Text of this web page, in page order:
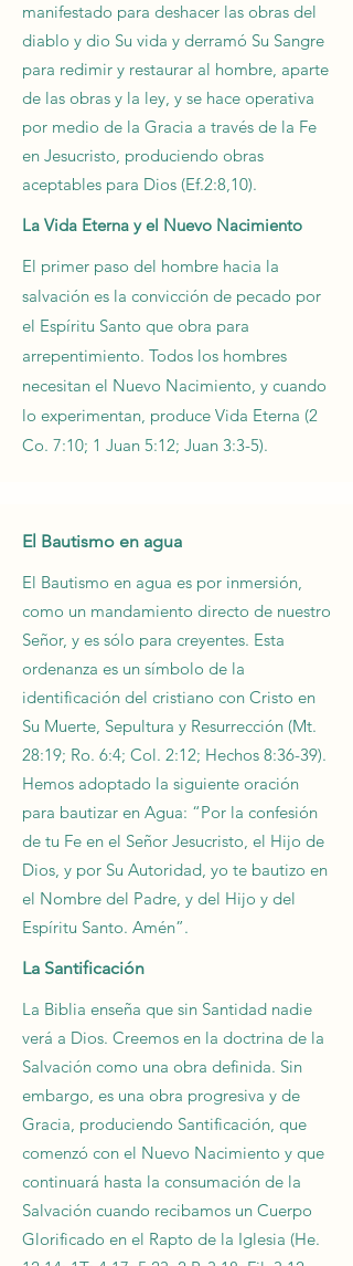
manifestado para deshacer las obras del
diablo y dio Su vida y derramó Su Sangre
para redimir y restaurar al hombre, aparte
de las obras y la ley, y se hace operativa
por medio de la Gracia a través de la Fe
en Jesucristo, produciendo obras
aceptables para Dios (Ef.2:8,10).
La Vida Eterna y el Nuevo Nacimiento
El primer paso del hombre hacia la
salvación es la convicción de pecado por
el Espíritu Santo que obra para
arrepentimiento. Todos los hombres
necesitan el Nuevo Nacimiento, y cuando
lo experimentan, produce Vida Eterna (2
Co. 7:10; 1 Juan 5:12; Juan 3:3-5).
El Bautismo en agua
El Bautismo en agua es por inmersión,
como un mandamiento directo de nuestro
Señor, y es sólo para creyentes. Esta
ordenanza es un símbolo de la
identificación del cristiano con Cristo en
Su Muerte, Sepultura y Resurrección (Mt.
28:19; Ro. 6:4; Col. 2:12; Hechos 8:36-39).
Hemos adoptado la siguiente oración
para bautizar en Agua: “Por la confesión
de tu Fe en el Señor Jesucristo, el Hijo de
Dios, y por Su Autoridad, yo te bautizo en
el Nombre del Padre, y del Hijo y del
Espíritu Santo. Amén”.
La Santificación
La Biblia enseña que sin Santidad nadie
verá a Dios. Creemos en la doctrina de la
Salvación como una obra definida. Sin
embargo, es una obra progresiva y de
Gracia, produciendo Santificación, que
comenzó con el Nuevo Nacimiento y que
continuará hasta la consumación de la
Salvación cuando recibamos un Cuerpo
Glorificado en el Rapto de la Iglesia (He.